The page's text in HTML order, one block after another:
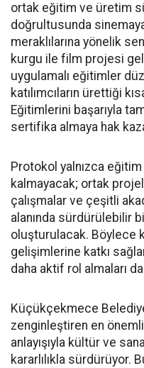
ortak eğitim ve üretim
doğrultusunda
meraklılarına yönelik
kurgu ile film projesi
uygulamalı eğitimler
katılımcıların ürettiği
Eğitimlerini başarıyla
sertifika almaya hak
Protokol yalnızca eğitim
kalmayacak; ortak
çalışmalar ve çeşitli
alanında sürdürülebilir
oluşturulacak. Böylece
gelişimlerine katkı
daha aktif rol almaları
Küçükçekmece
zenginleştiren en
anlayışıyla kültür ve
kararlılıkla sürdürüyor.